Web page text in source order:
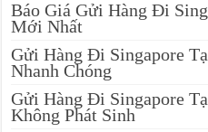
Báo Giá Gửi Hàng Đi
Mới Nhất
Gửi Hàng Đi Singapore
Nhanh Chóng
Gửi Hàng Đi Singapore
Không Phát Sinh